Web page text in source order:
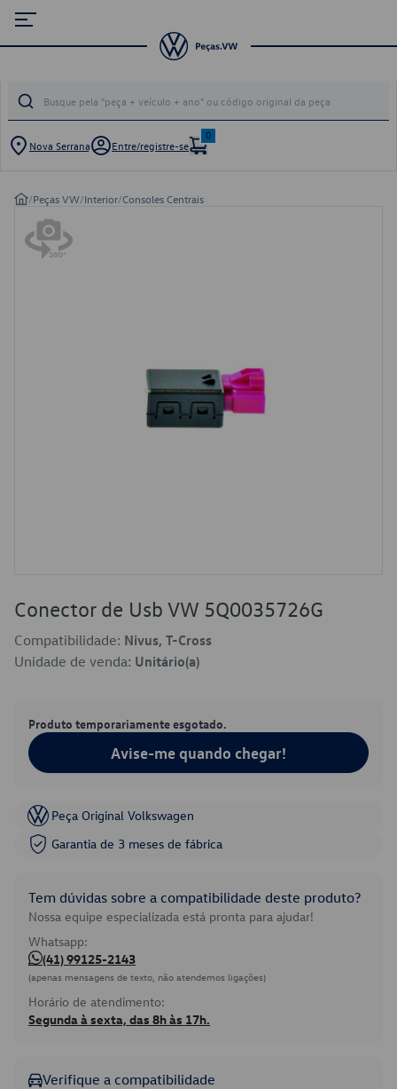
Nova Serrana Entre/registre-se
0
/Peças VW/Interior/Consoles Centrais
Conector de Usb VW 5Q0035726G
Compatibilidade: Nivus, T-Cross
Unidade de venda: Unitário(a)
Produto temporariamente esgotado.
Avise-me quando chegar!
Peça Original Volkswagen
Garantia de 3 meses de fábrica
Tem dúvidas sobre a compatibilidade deste produto?
Nossa equipe especializada está pronta para ajudar!
Whatsapp:
(41) 99125-2143
(apenas mensagens de texto, não atendemos ligações)
Horário de atendimento:
Segunda à sexta, das 8h às 17h.
Verifique a compatibilidade